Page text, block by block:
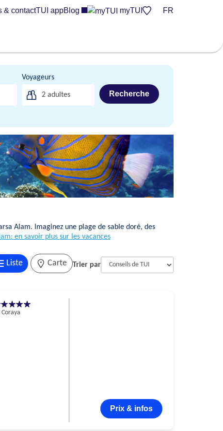
& contactTUI appBlog myTUI FR
Voyageurs
2 adultes Recherche
Alam. Imaginez une plage de sable doré, des
en savoir plus sur les vacances
Liste Carte
Trier par
Prix & infos